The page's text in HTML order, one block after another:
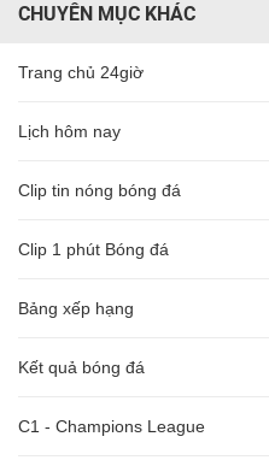
CHUYÊN MỤC KHÁC
Trang chủ 24giờ
Lịch hôm nay
Clip tin nóng bóng đá
Clip 1 phút Bóng đá
Bảng xếp hạng
Kết quả bóng đá
C1 - Champions League